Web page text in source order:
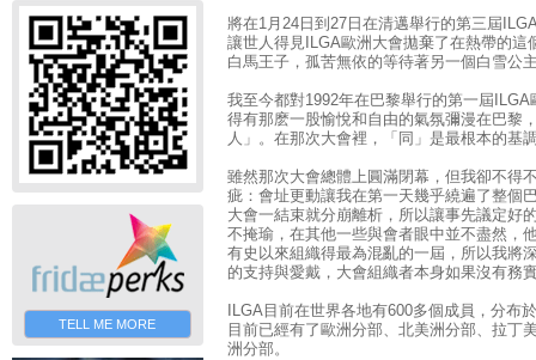
TELL ME MORE
將在1月24日到27日在清邁舉行的第三屆
讓世人得見ILGA歐洲大會拋棄了在熱帶的
白馬王子，孤苦無依的等待著另一個白雪公
我至今都對1992年在巴黎舉行的第一屆
得有那麽一股愉悅和自由的氣氛彌漫在巴黎
人」。在那次大會裡，「同」是最根本的基
雖然那次大會總體上圓滿閉幕，但我卻不得
疵：會址更動讓我在第一天幾乎繞遍了整個
大會一結束就分崩離析，所以讓事先議定好
不掩瑜，在其他一些與會者眼中並不盡然，
有史以來組織得最為混亂的一屆，所以我將
的支持與愛戴，大會組織者本身如果沒有務
ILGA目前在世界各地有600多個成員，分布
目前已經有了歐洲分部、北美洲分部、拉丁
洲分部。